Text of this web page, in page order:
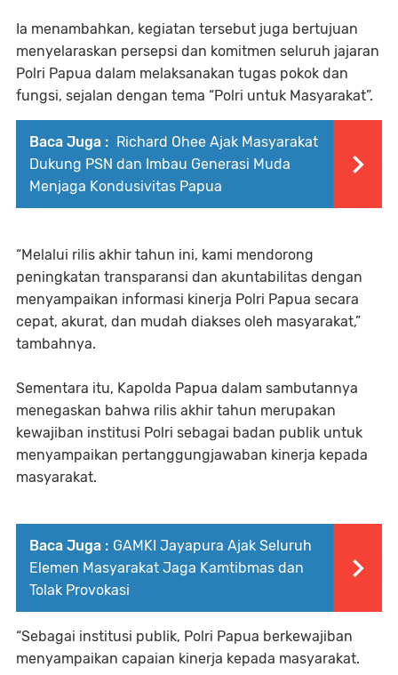
Ia menambahkan, kegiatan tersebut juga bertujuan
menyelaraskan persepsi dan komitmen seluruh jajaran
Polri Papua dalam melaksanakan tugas pokok dan
fungsi, sejalan dengan tema “Polri untuk Masyarakat”.
Baca Juga : Richard Ohee Ajak Masyarakat
Dukung PSN dan Imbau Generasi Muda
Menjaga Kondusivitas Papua
“Melalui rilis akhir tahun ini, kami mendorong
peningkatan transparansi dan akuntabilitas dengan
menyampaikan informasi kinerja Polri Papua secara
cepat, akurat, dan mudah diakses oleh masyarakat,”
tambahnya.
Sementara itu, Kapolda Papua dalam sambutannya
menegaskan bahwa rilis akhir tahun merupakan
kewajiban institusi Polri sebagai badan publik untuk
menyampaikan pertanggungjawaban kinerja kepada
masyarakat.
Baca Juga : GAMKI Jayapura Ajak Seluruh
Elemen Masyarakat Jaga Kamtibmas dan
Tolak Provokasi
“Sebagai institusi publik, Polri Papua berkewajiban
menyampaikan capaian kinerja kepada masyarakat.